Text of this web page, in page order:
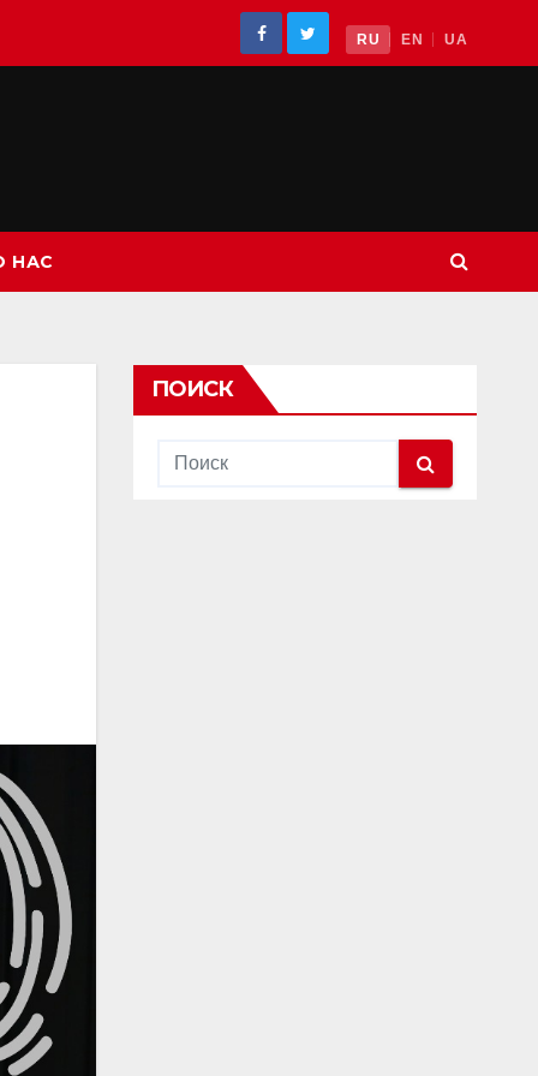
RU EN UA
НАС
ПОИСК